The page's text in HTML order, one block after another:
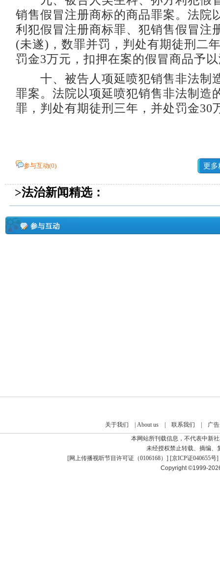
销售假冒注册商标的商品罪案。法院
利犯假冒注册商标罪、犯销售假冒注
(未遂)，数罪并罚，判处有期徒刑二
罚金3万元，扣押在案的假冒商品予
十、被告人项延喷犯销售非法制
罪案。法院以项延喷犯销售非法制造
罪，判处有期徒刑三年，并处罚金30
参与互动(0) 更多
>法治新闻精选：
关于我们 About us| 联系我们
广
本网站所刊载信息，不代表中新
未经授权禁止转载、摘编、
[网上传播视听节目许可证（0106168） ] [京ICP证040655号]
Copyright ©1999-